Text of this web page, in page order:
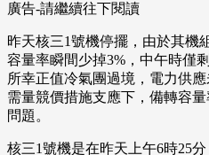
廣告-請繼續往下閱讀
昨天核三1號機停擺，由於其機
容量率瞬間少掉3%，中午時僅
所幸正值冷氣團過境，電力供
需量競價措施支應下，備轉容
問題。
核三1號機是在昨天上午6時25